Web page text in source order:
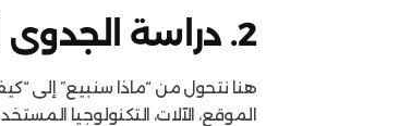
2. دراسة الجدوى الفنية (كيف سننفذ؟)
هنا نتحول من “ماذا سنبيع” إلى
الموقع، الآلات، التكنولوجيا